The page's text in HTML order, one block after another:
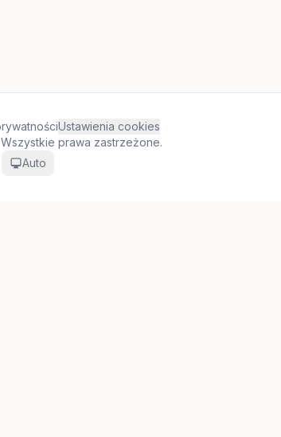
Ustawienia cookies
prawa zastrzeżone.
Auto